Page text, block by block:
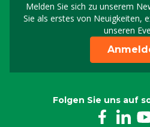
Melden Sie sich zu unserem
Sie als erstes von Neuigkeiten,
unseren
Folgen Sie uns auf